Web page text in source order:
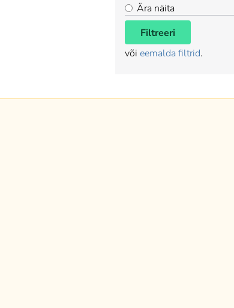
Ära näita
Filtreeri
või eemalda filtrid.